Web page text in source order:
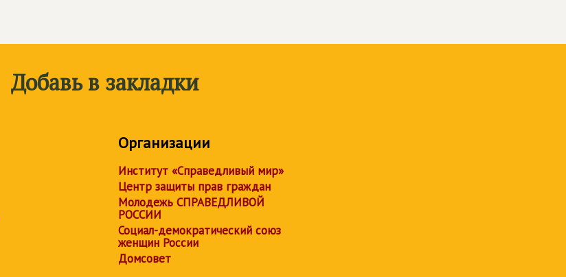
Добавь в закладки
Организации
Институт «Справедливый мир»
Центр защиты прав граждан
Молодежь СПРАВЕДЛИВОЙ
РОССИИ
Социал-демократический союз
женщин России
Домсовет